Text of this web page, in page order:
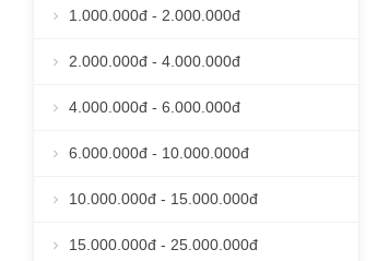
1.000.000đ - 2.000.000đ
2.000.000đ - 4.000.000đ
4.000.000đ - 6.000.000đ
6.000.000đ - 10.000.000đ
10.000.000đ - 15.000.000đ
15.000.000đ - 25.000.000đ